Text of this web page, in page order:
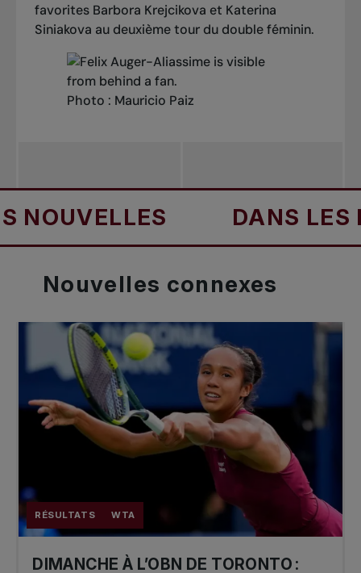
favorites Barbora Krejcikova et Katerina
Siniakova au deuxième tour du double féminin.
Photo : Mauricio Paiz
DANS LES
Nouvelles connexes
RÉSULTATS WTA
DIMANCHE À L’OBN DE TORONTO :